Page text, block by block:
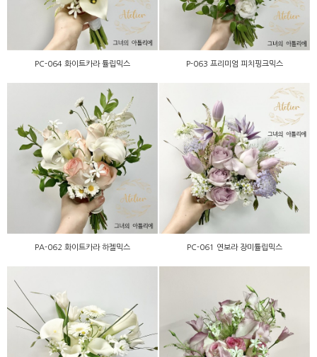
PC-064 화이트카라 튤립믹스 P-063 프리미엄 피치핑크믹스
PA-062 화이트카라 하젤믹
스
PA-062 화이트카라 하젤믹스
PC-061 연보라 장미튤립믹
스
PC-061 연보라 장미튤립믹스
PC-060 화이트카라 별튤립
믹스
PB-059 빈티지 핑크믹스